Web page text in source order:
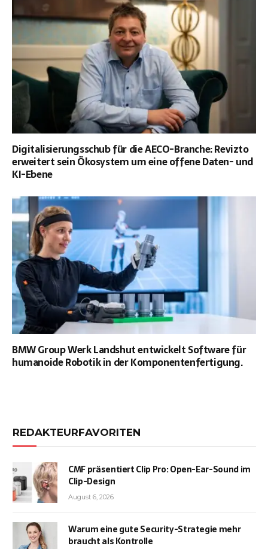
Digitalisierungsschub für die AECO-Branche: Revizto
erweitert sein Ökosystem um eine offene Daten- und
KI-Ebene
BMW Group Werk Landshut entwickelt Software für
humanoide Robotik in der Komponentenfertigung.
REDAKTEURFAVORITEN
CMF präsentiert Clip Pro: Open-Ear-Sound im
Clip-Design
August 6, 2026
Warum eine gute Security-Strategie mehr
braucht als Kontrolle